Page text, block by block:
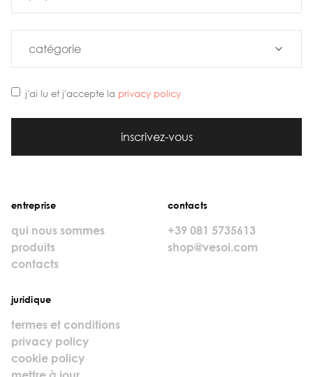
j'ai lu et j'accepte la privacy policy
inscrivez-vous
entreprise
qui nous sommes
produits
contacts
contacts
+39 081 5735613
shop@vesoi.com
juridique
termes et conditions
privacy policy
cookie policy